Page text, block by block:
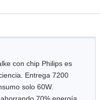
con chip Philips es
Entrega 7200
solo 60W.
70% energía.